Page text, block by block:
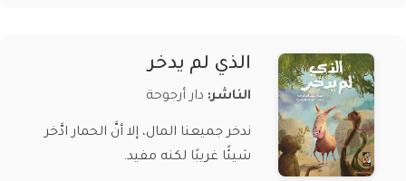
الذي لم يدخر
الناشر: دار أرجوحة
ندخر جميعنا المال، إلا أنَّ الحمار ادَّخر
شيئًا غريبًا لكنه مفيد.